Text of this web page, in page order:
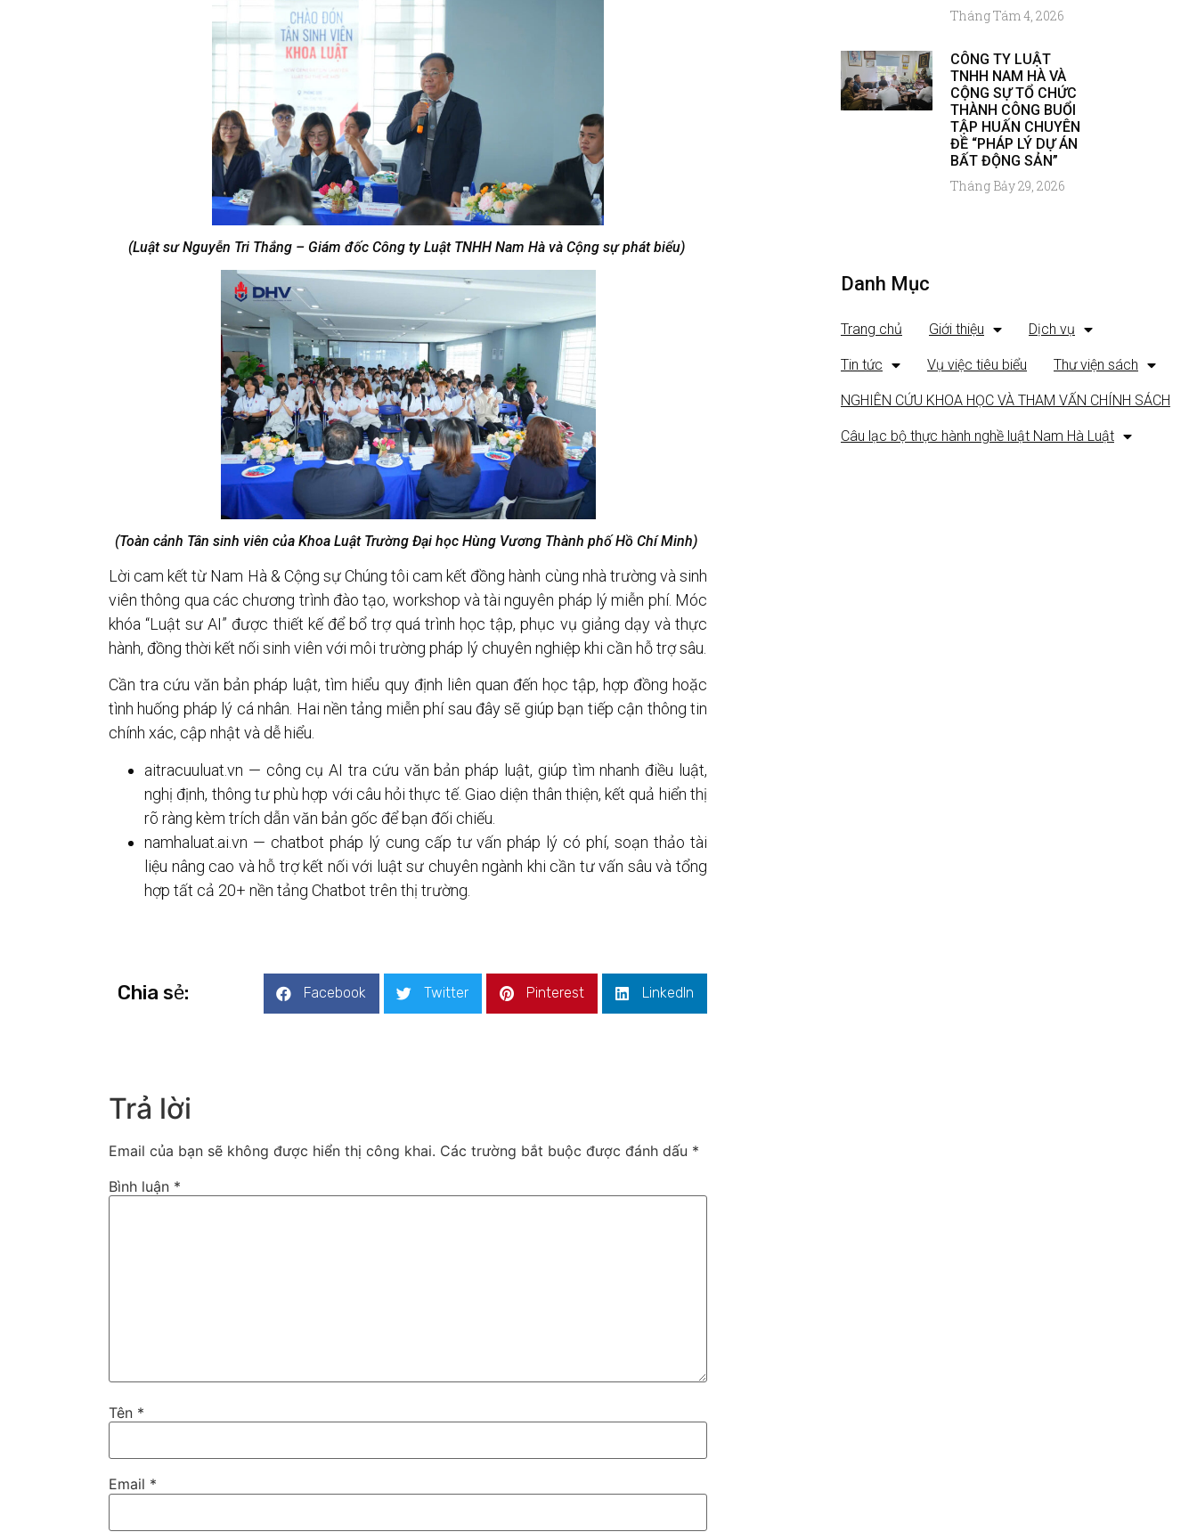
(Luật sư Nguyễn Tri Thắng – Giám đốc Công ty Luật TNHH Nam Hà và Cộng sự phát biểu)
(Toàn cảnh Tân sinh viên của Khoa Luật Trường Đại học Hùng Vương Thành phố Hồ Chí Minh)
Lời cam kết từ Nam Hà & Cộng sự Chúng tôi cam kết đồng hành cùng nhà trường và sinh
viên thông qua các chương trình đào tạo, workshop và tài nguyên pháp lý miễn phí. Móc
khóa “Luật sư AI” được thiết kế để bổ trợ quá trình học tập, phục vụ giảng dạy và thực
hành, đồng thời kết nối sinh viên với môi trường pháp lý chuyên nghiệp khi cần hỗ trợ sâu.
Cần tra cứu văn bản pháp luật, tìm hiểu quy định liên quan đến học tập, hợp đồng hoặc
tình huống pháp lý cá nhân. Hai nền tảng miễn phí sau đây sẽ giúp bạn tiếp cận thông tin
chính xác, cập nhật và dễ hiểu.
aitracuuluat.vn — công cụ AI tra cứu văn bản pháp luật, giúp tìm nhanh điều luật,
nghị định, thông tư phù hợp với câu hỏi thực tế. Giao diện thân thiện, kết quả hiển thị
rõ ràng kèm trích dẫn văn bản gốc để bạn đối chiếu.
namhaluat.ai.vn — chatbot pháp lý cung cấp tư vấn pháp lý có phí, soạn thảo tài
liệu nâng cao và hỗ trợ kết nối với luật sư chuyên ngành khi cần tư vấn sâu và tổng
hợp tất cả 20+ nền tảng Chatbot trên thị trường.
Chia sẻ: Facebook Twitter Pinterest LinkedIn
Trả lời
Email của bạn sẽ không được hiển thị công khai. Các trường bắt buộc được đánh dấu *
Bình luận *
Tên *
Email *
Tháng Tám 4, 2026
CÔNG TY LUẬT
TNHH NAM HÀ VÀ
CỘNG SỰ TỔ CHỨC
THÀNH CÔNG BUỔI
TẬP HUẤN CHUYÊN
ĐỀ “PHÁP LÝ DỰ ÁN
BẤT ĐỘNG SẢN”
Tháng Bảy 29, 2026
Danh Mục
Trang chủ Giới thiệu Dịch vụ
Tin tức Vụ việc tiêu biểu Thư viện sách
NGHIÊN CỨU KHOA HỌC VÀ THAM VẤN CHÍNH SÁCH
Câu lạc bộ thực hành nghề luật Nam Hà Luật